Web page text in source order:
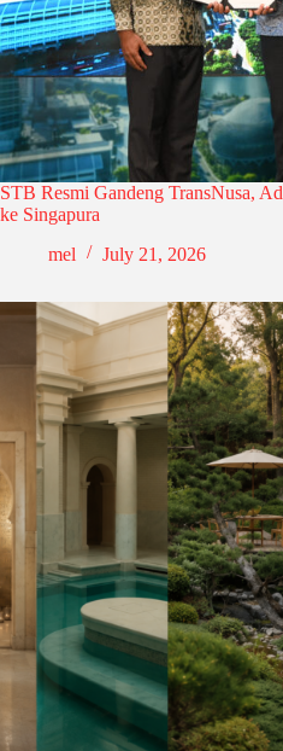
STB Resmi Gandeng TransNusa,
ke Singapura
mel
July 21, 2026